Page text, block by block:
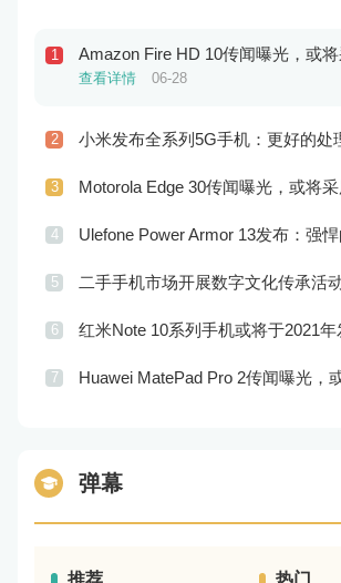
1
查看详情 06-28
2
3
4
5
6
7
弹幕
推荐 热门